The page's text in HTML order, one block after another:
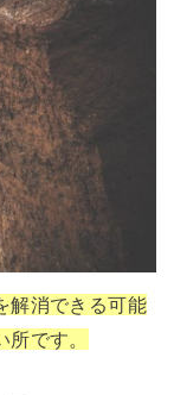
解消できる可能
です。